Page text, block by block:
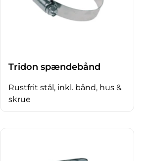
Tridon spændebånd
Rustfrit stål, inkl. bånd, hus &
skrue